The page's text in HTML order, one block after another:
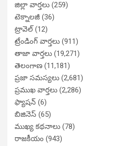
జిల్లా వార్తలు (259)
టెక్నాలజీ (36)
ట్రావెల్(12)
ట్రేండింగ్ వార్తలు (911)
తాజా వార్తలు (19,271)
తెలంగాణ (11,181)
ప్రజా సమస్యలు (2,681)
ప్రముఖ వార్తలు (2,286)
ఫ్యాషన్ (6)
బిజినెస్ (65)
ముఖ్య కథనాలు (78)
రాజకీయం (943)